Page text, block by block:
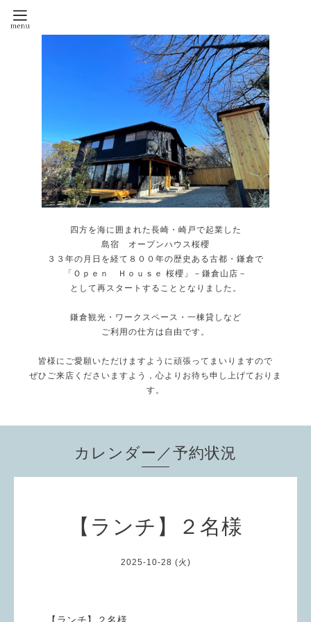
四方を海に囲まれた長崎・崎戸で起業した
島宿 オープンハウス桜櫻
３３年の月日を経て８００年の歴史ある古都・鎌倉で
「Ｏｐｅｎ Ｈｏｕｓｅ 桜櫻」－鎌倉山店－
として再スタートすることとなりました。
鎌倉観光・ワークスペース・一棟貸しなど
ご利用の仕方は自由です。
皆様にご愛願いただけますように頑張ってまいりますので
ぜひご来店くださいますよう，心よりお待ち申し上げておりま
す。
カレンダー／予約状況
【ランチ】２名様
2025-10-28 (火)